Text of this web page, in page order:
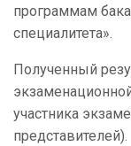
программам
специалитета».
Полученный
участника
представителей).